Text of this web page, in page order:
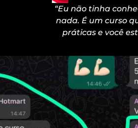
“Eu não tinha
nada. É um curso
práticas e você